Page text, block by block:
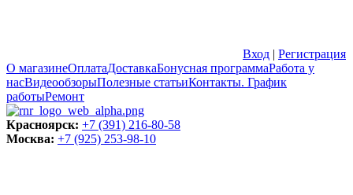
Вход | Регистрация
О магазинеОплатаДоставкаБонусная программаРабота у
насВидеообзорыПолезные статьиКонтакты. График
работыРемонт
Красноярск: +7 (391) 216-80-58
Москва: +7 (925) 253-98-10